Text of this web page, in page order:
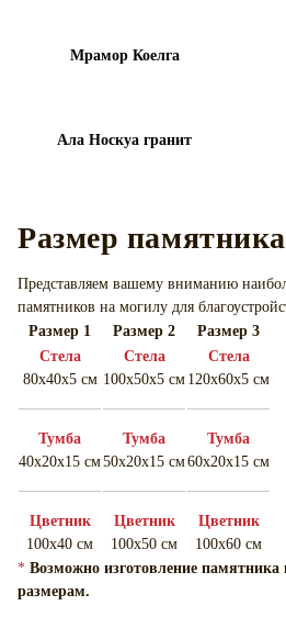
Мрамор Коелга
Ала Носкуа гранит
Размер памятника
Представляем вашему вниманию
памятников на могилу для
Размер 1
Размер 2
Размер 3
Cтела
80х40х5 см
Тумба
40х20х15 см
Цветник
100х40 см
Cтела
100х50х5 см
Тумба
50х20х15 см
Цветник
100х50 см
Cтела
120х60х5 см
Тумба
60х20х15 см
Цветник
100х60 см
* Возможно изготовление
размерам.